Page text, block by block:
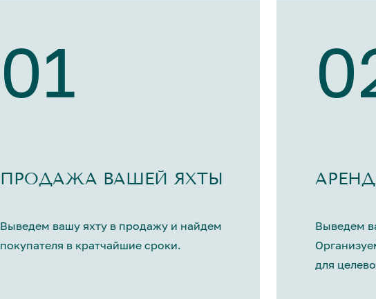
01
ПРОДАЖА ВАШЕЙ ЯХТЫ
Выведем вашу яхту в продажу и найдем
покупателя в кратчайшие сроки.
Выведем
для